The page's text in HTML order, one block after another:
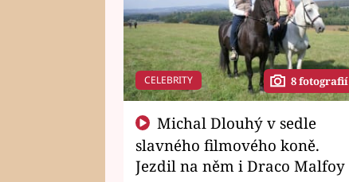
CELEBRITY 8 fotografií
slavného filmového koně.
Jezdil na něm i Draco Malfoy